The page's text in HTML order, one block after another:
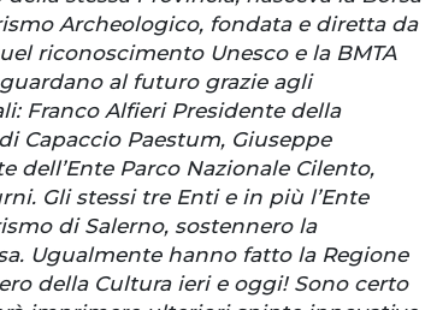
Archeologico, fondata e diretta da
riconoscimento Unesco e la BMTA
al futuro grazie agli
Franco Alfieri Presidente della
Capaccio Paestum, Giuseppe
dell’Ente Parco Nazionale Cilento,
Gli stessi tre Enti e in più l’Ente
di Salerno, sostennero la
Ugualmente hanno fatto la Regione
della Cultura ieri e oggi! Sono certo